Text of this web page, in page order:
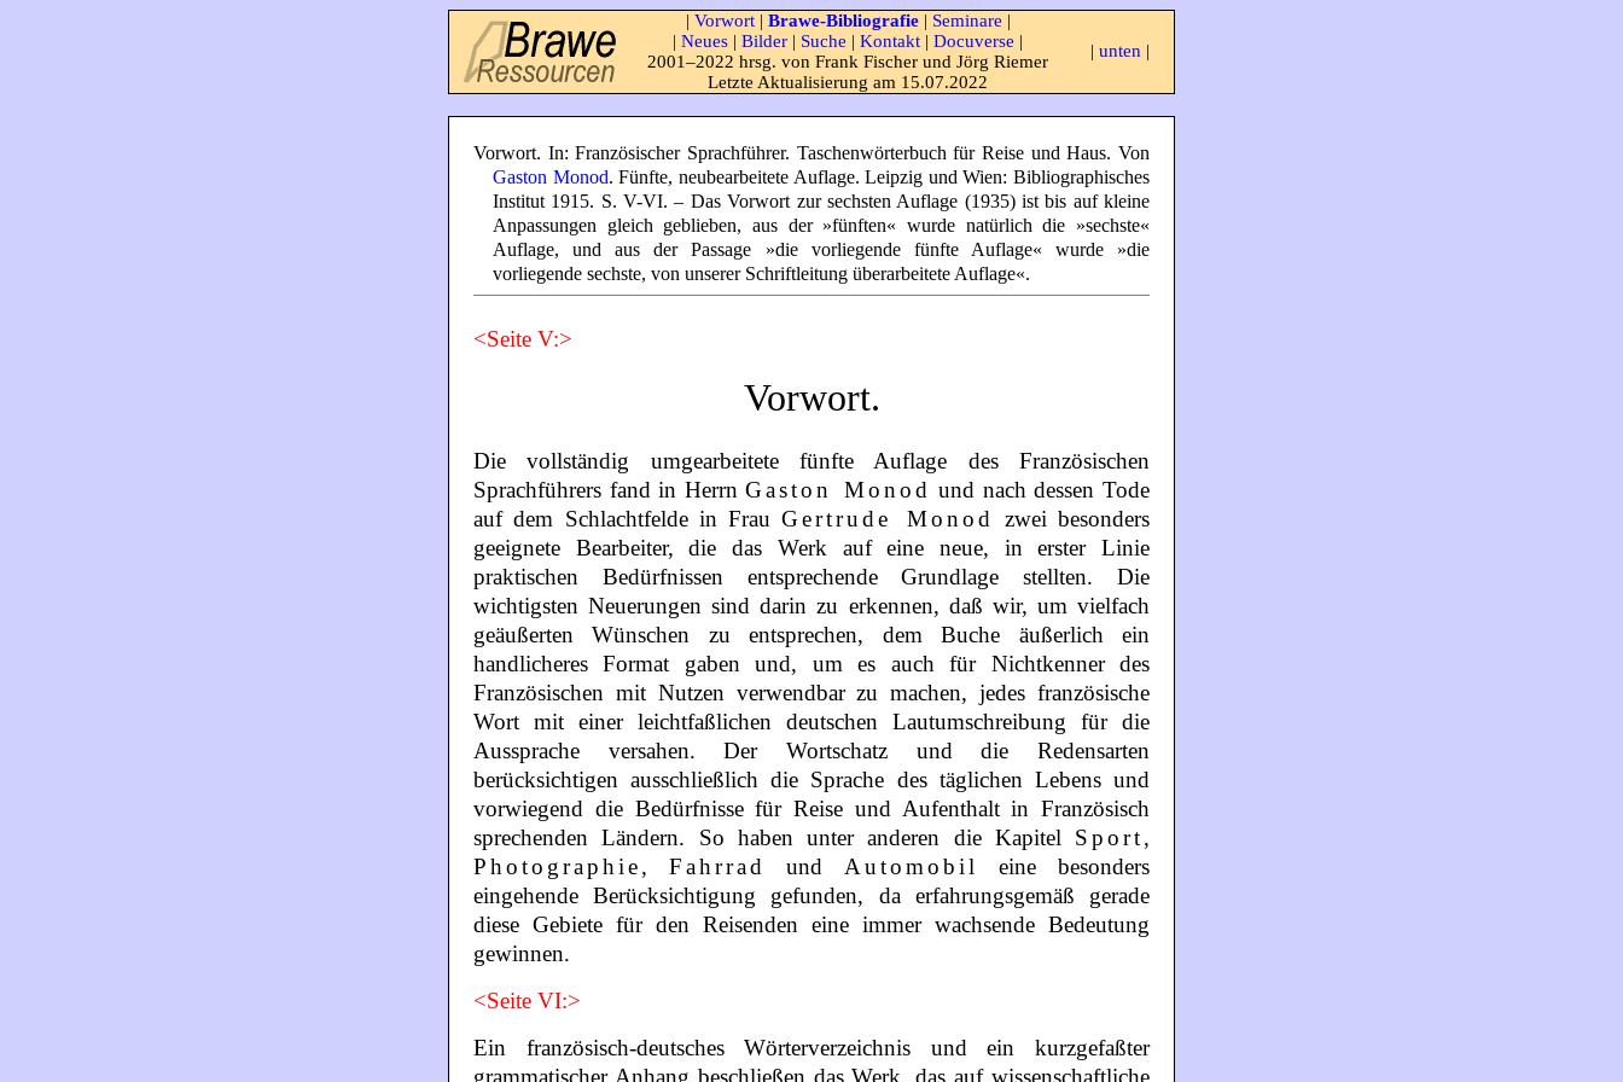
| Vorwort| Brawe-Bibliografie| Seminare |
| Neues | Bilder | Suche | Kontakt | Docuverse |
2001–2022 hrsg. von Frank Fischer und Jörg Riemer
Letzte Aktualisierung am 15.07.2022
| unten |
Vorwort. In: Französischer Sprachführer. Taschenwörterbuch für Reise und Haus. Von
Gaston Monod. Fünfte, neubearbeitete Auflage. Leipzig und Wien: Bibliographisches
Institut 1915. S. V-VI. – Das Vorwort zur sechsten Auflage (1935) ist bis auf kleine
Anpassungen gleich geblieben, aus der »fünften« wurde natürlich die »sechste«
Auflage, und aus der Passage »die vorliegende fünfte Auflage« wurde »die
vorliegende sechste, von unserer Schriftleitung überarbeitete Auflage«.
<Seite V:>
Vorwort.
Die vollständig umgearbeitete fünfte Auflage des Französischen
Sprachführers fand in HerrnGaston Monod und nach dessen Tode
auf dem Schlachtfelde in FrauGertrude Monod
zwei besonders
geeignete Bearbeiter, die das Werk auf eine neue, in erster Linie
praktischen Bedürfnissen entsprechende Grundlage stellten. Die
wichtigsten Neuerungen sind darin zu erkennen, daß wir, um vielfach
geäußerten Wünschen zu entsprechen, dem Buche äußerlich ein
handlicheres Format gaben und, um es auch für Nichtkenner des
Französischen mit Nutzen verwendbar zu machen, jedes französische
Wort mit einer leichtfaßlichen deutschen Lautumschreibung für die
Aussprache versahen. Der Wortschatz und die Redensarten
berücksichtigen ausschließlich die Sprache des täglichen Lebens und
vorwiegend die Bedürfnisse für Reise und Aufenthalt in Französisch
sprechenden Ländern. So haben unter anderen die Kapitel Sport,
Photographie, Fahrrad und Automobil
eine besonders
eingehende Berücksichtigung gefunden, da erfahrungsgemäß gerade
diese Gebiete für den Reisenden eine immer wachsende Bedeutung
gewinnen.
<Seite VI:>
Ein französisch-deutsches Wörterverzeichnis und ein kurzgefaßter
grammatischer Anhang beschließen das Werk, das auf wissenschaftliche